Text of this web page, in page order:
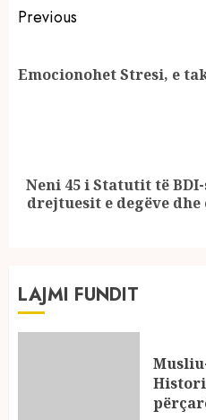
Continue
Previous
Emocionohet Stresi, e
Next
post:
Neni 45 i Statutit të
drejtuesit e degëve
LAJMI FUNDIT